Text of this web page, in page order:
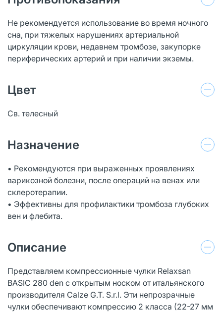
Не рекомендуется использование во время ночного
сна, при тяжелых нарушениях артериальной
циркуляции крови, недавнем тромбозе, закупорке
периферических артерий и при наличии экземы.
Цвет
Св. телесный
Назначение
• Рекомендуются при выраженных проявлениях
варикозной болезни, после операций на венах или
склеротерапии.
• Эффективны для профилактики тромбоза глубоких
вен и флебита.
Описание
Представляем компрессионные чулки Relaxsan
BASIC 280 den с открытым носком от итальянского
производителя Calze G.T. S.r.l. Эти непрозрачные
чулки обеспечивают компрессию 2 класса (22-27 мм